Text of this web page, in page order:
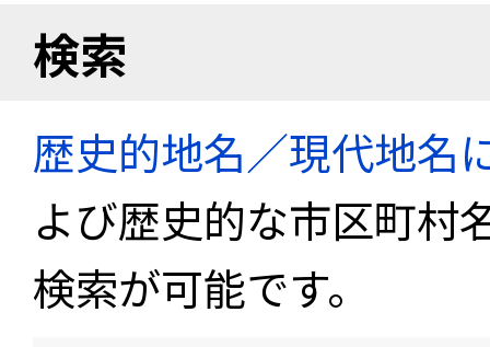
検索
歴史的地名／現代地名
よび歴史的な市区町村
検索が可能です。